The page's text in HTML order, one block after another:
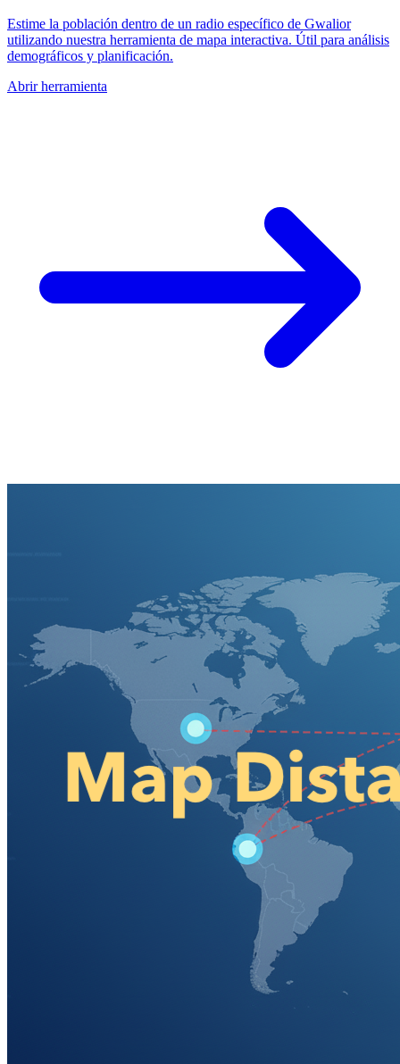
Estime la población dentro de un radio específico de Gwalior
utilizando nuestra herramienta de mapa interactiva. Útil para análisis
demográficos y planificación.
Abrir herramienta